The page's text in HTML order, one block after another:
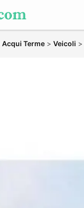
Acqui Terme > Veicoli >